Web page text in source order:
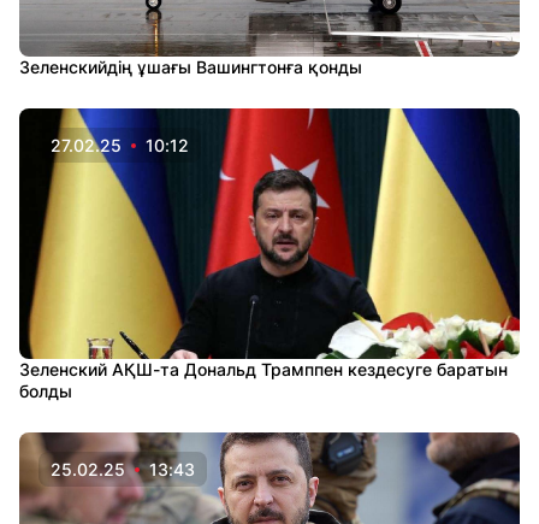
Зеленскийдің ұшағы Вашингтонға қонды
27.02.25 10:12
Зеленский АҚШ-та Дональд Трамппен кездесуге баратын
болды
25.02.25 13:43